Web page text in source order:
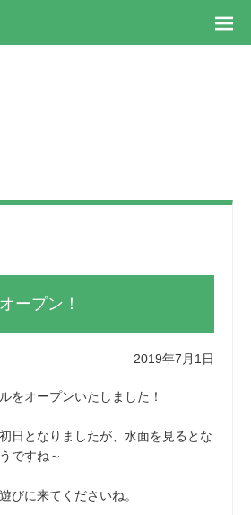
ープン！
2019年7月1日
をオープンいたしました！
日となりましたが、水面を見るとな
ですね～
びに来てくださいね。